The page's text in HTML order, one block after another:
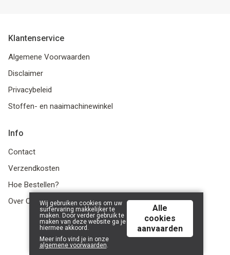
Klantenservice
Algemene Voorwaarden
Disclaimer
Privacybeleid
Stoffen- en naaimachinewinkel
Info
Contact
Verzendkosten
Hoe Bestellen?
Over Ons
© 2026 LanaLotta | Powered byTilroy.
Wij gebruiken cookies om uw
surfervaring makkelijker te
maken. Door verder gebruik te
maken van deze website ga je
hiermee akkoord.
Meer info vind je in onze
algemene voorwaarden.
Alle
cookies
aanvaarden